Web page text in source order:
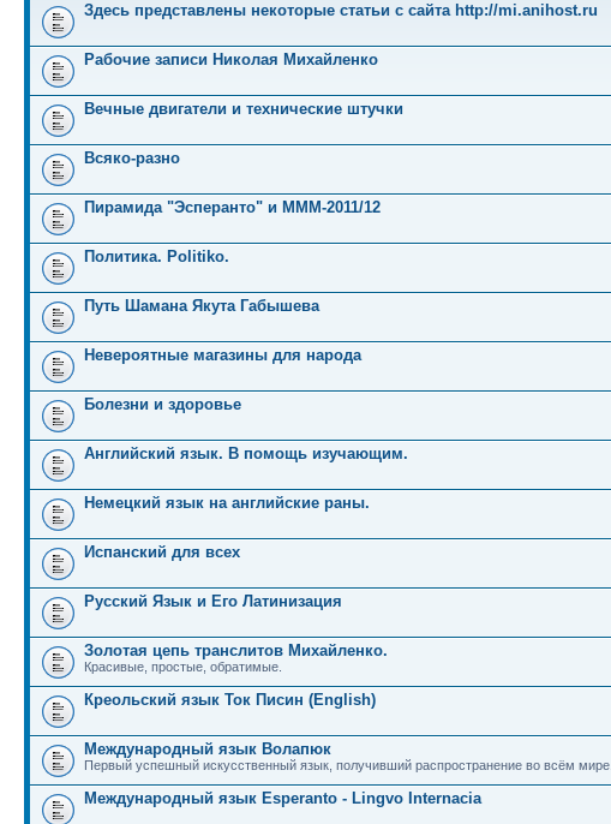
Здесь представлены некоторые статьи с сайта http://mi.anihost.ru
Рабочие записи Николая Михайленко
Вечные двигатели и технические штучки
Всяко-разно
Пирамида "Эсперанто" и MMM-2011/12
Политика. Politiko.
Путь Шамана Якута Габышева
Невероятные магазины для народа
Болезни и здоровье
Английский язык. В помощь изучающим.
Немецкий язык на английские раны.
Испанский для всех
Русский Язык и Его Латинизация
Золотая цепь транслитов Михайленко.
Красивые, простые, обратимые.
Креольский язык Ток Писин (English)
Международный язык Волапюк
Первый успешный искусственный язык, получивший распространение во всём мире.
Международный язык Esperanto - Lingvo Internacia